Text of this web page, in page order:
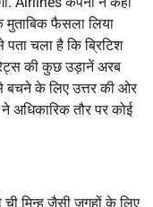
मुताबिक फैसला लिया
पता चला है कि ब्रिटिश
की कुछ उड़ानें अरब
बचने के लिए उत्तर की ओर
अधिकारिक तौर पर कोई
मिन्ह जैसी जगहों के लिए